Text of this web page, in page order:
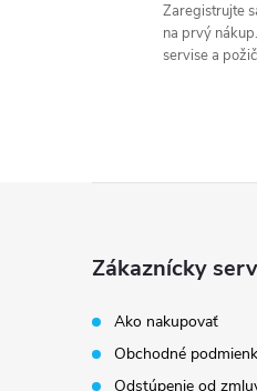
Zaregistrujte
na prvý
servise a
Zákaznícky
Ako nakupovať
Obchodné
Odstúpenie od